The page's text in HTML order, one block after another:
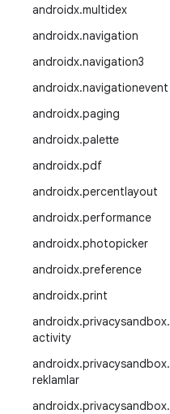
androidx.multidex
androidx.navigation
androidx.navigation3
androidx.navigationevent
androidx.paging
androidx.palette
androidx.pdf
androidx.percentlayout
androidx.performance
androidx.photopicker
androidx.preference
androidx.print
androidx.privacysandbox.
activity
androidx.privacysandbox.
reklamlar
androidx.privacysandbox.